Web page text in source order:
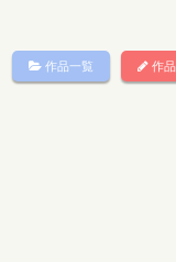
作品一覧 作